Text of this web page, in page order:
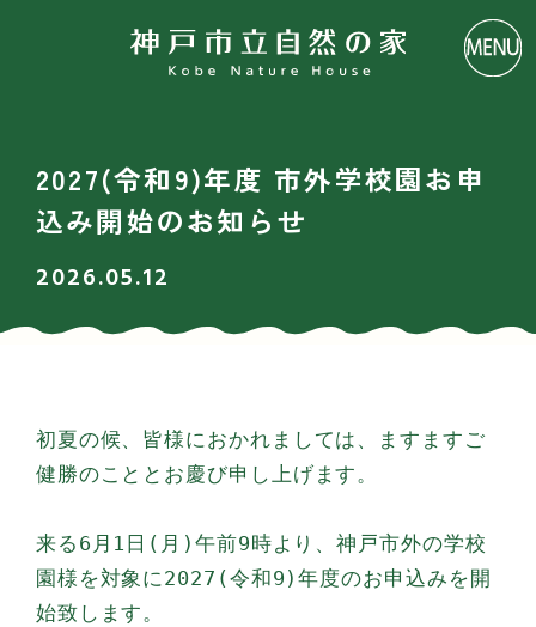
2027(令和9)年度 市外学校園お申
込み開始のお知らせ
2026.05.12
初夏の候、皆様におかれましては、ますますご
健勝のこととお慶び申し上げます。
来る6月1日(月)午前9時より、神戸市外の学校
園様を対象に2027(令和9)年度のお申込みを開
始致します。